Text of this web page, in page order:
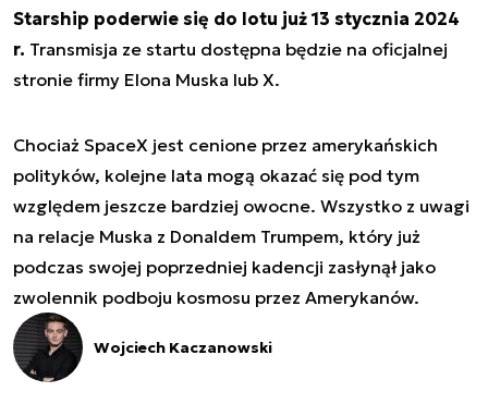
Starship poderwie się do lotu już 13 stycznia 2024
r. Transmisja ze startu dostępna będzie na oficjalnej
stronie firmy Elona Muska lub X.
Chociaż SpaceX jest cenione przez amerykańskich
polityków, kolejne lata mogą okazać się pod tym
względem jeszcze bardziej owocne. Wszystko z uwagi
na relacje Muska z Donaldem Trumpem, który już
podczas swojej poprzedniej kadencji zasłynął jako
zwolennik podboju kosmosu przez Amerykanów.
Wojciech Kaczanowski